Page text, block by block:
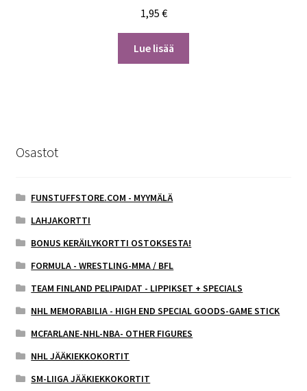
1,95 €
Lue lisää
Osastot
FUNSTUFFSTORE.COM - MYYMÄLÄ
LAHJAKORTTI
BONUS KERÄILYKORTTI OSTOKSESTA!
FORMULA - WRESTLING-MMA / BFL
TEAM FINLAND PELIPAIDAT - LIPPIKSET + SPECIALS
NHL MEMORABILIA - HIGH END SPECIAL GOODS-GAME STICK
MCFARLANE-NHL-NBA- OTHER FIGURES
NHL JÄÄKIEKKOKORTIT
SM-LIIGA JÄÄKIEKKOKORTIT